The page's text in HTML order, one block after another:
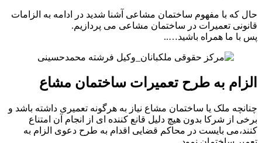
حال که با مفهوم ساختمان مشاعی آشنا شدید در ادامه به الزامات
قانونی تعمیرات در ساختمان مشاعی می پردازیم.
پس با ما همراه باشید…..
الزام به طرح تعمیرات ساختمان مشاع
چنانچه ملک یا ساختمان مشاع نیاز به هرگونه تعمیری داشته باشد و
برخی از شرکا بدون هیچ دلیل قانع کننده ای از انجام آن امتناع
کنند،می بایست در محاکم قضایی اقدام به طرح دعوی الزام به